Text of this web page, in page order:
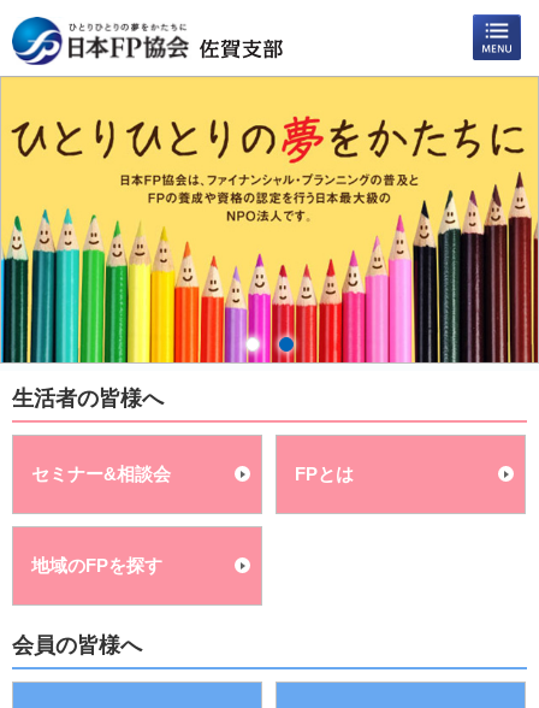
生活者の皆様へ
セミナー&相談会 FPとは
地域のFPを探す
会員の皆様へ